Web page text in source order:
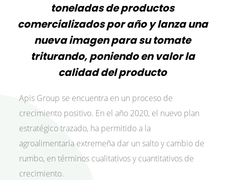
toneladas de productos
comercializados por año y lanza una
nueva imagen para su tomate
triturando, poniendo en valor la
calidad del producto
Apis Group se encuentra en un proceso de
crecimiento positivo. En el año 2020, el nuevo plan
estratégico trazado, ha permitido a la
agroalimentaria extremeña dar un salto y cambio de
rumbo, en términos cualitativos y cuantitativos de
crecimiento.